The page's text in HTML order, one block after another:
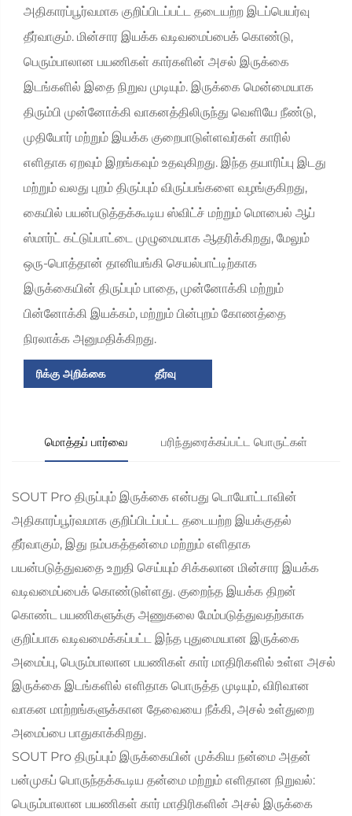
அதிகாரப்பூர்வமாக குறிப்பிடப்பட்ட தடையற்ற இடப்பெயர்வு
தீர்வாகும். மின்சார இயக்க வடிவமைப்பைக் கொண்டு,
பெரும்பாலான பயணிகள் கார்களின் அசல் இருக்கை
இடங்களில் இதை நிறுவ முடியும். இருக்கை மென்மையாக
திரும்பி முன்னோக்கி வாகனத்திலிருந்து வெளியே நீண்டு,
முதியோர் மற்றும் இயக்க குறைபாடுள்ளவர்கள் காரில்
எளிதாக ஏறவும் இறங்கவும் உதவுகிறது. இந்த தயாரிப்பு இடது
மற்றும் வலது புறம் திருப்பும் விருப்பங்களை வழங்குகிறது,
கையில் பயன்படுத்தக்கூடிய ஸ்விட்ச் மற்றும் மொபைல் ஆப்
ஸ்மார்ட் கட்டுப்பாட்டை முழுமையாக ஆதரிக்கிறது, மேலும்
ஒரு-பொத்தான் தானியங்கி செயல்பாட்டிற்காக
இருக்கையின் திருப்பும் பாதை, முன்னோக்கி மற்றும்
பின்னோக்கி இயக்கம், மற்றும் பின்புறம் கோணத்தை
நிரலாக்க அனுமதிக்கிறது.
ரிக்கு அறிக்கை தீர்வு
மொத்தப் பார்வை பரிந்துரைக்கப்பட்ட பொருட்கள்
SOUT Pro திருப்பும் இருக்கை என்பது டொயோட்டாவின்
அதிகாரப்பூர்வமாக குறிப்பிடப்பட்ட தடையற்ற இயக்குதல்
தீர்வாகும், இது நம்பகத்தன்மை மற்றும் எளிதாக
பயன்படுத்துவதை உறுதி செய்யும் சிக்கலான மின்சார இயக்க
வடிவமைப்பைக் கொண்டுள்ளது. குறைந்த இயக்க திறன்
கொண்ட பயணிகளுக்கு அணுகலை மேம்படுத்துவதற்காக
குறிப்பாக வடிவமைக்கப்பட்ட இந்த புதுமையான இருக்கை
அமைப்பு, பெரும்பாலான பயணிகள் கார் மாதிரிகளில் உள்ள அசல்
இருக்கை இடங்களில் எளிதாக பொருத்த முடியும், விரிவான
வாகன மாற்றங்களுக்கான தேவையை நீக்கி, அசல் உள்துறை
அமைப்பை பாதுகாக்கிறது.
SOUT Pro திருப்பும் இருக்கையின் முக்கிய நன்மை அதன்
பன்முகப் பொருந்தக்கூடிய தன்மை மற்றும் எளிதான நிறுவல்:
பெரும்பாலான பயணிகள் கார் மாதிரிகளின் அசல் இருக்கை